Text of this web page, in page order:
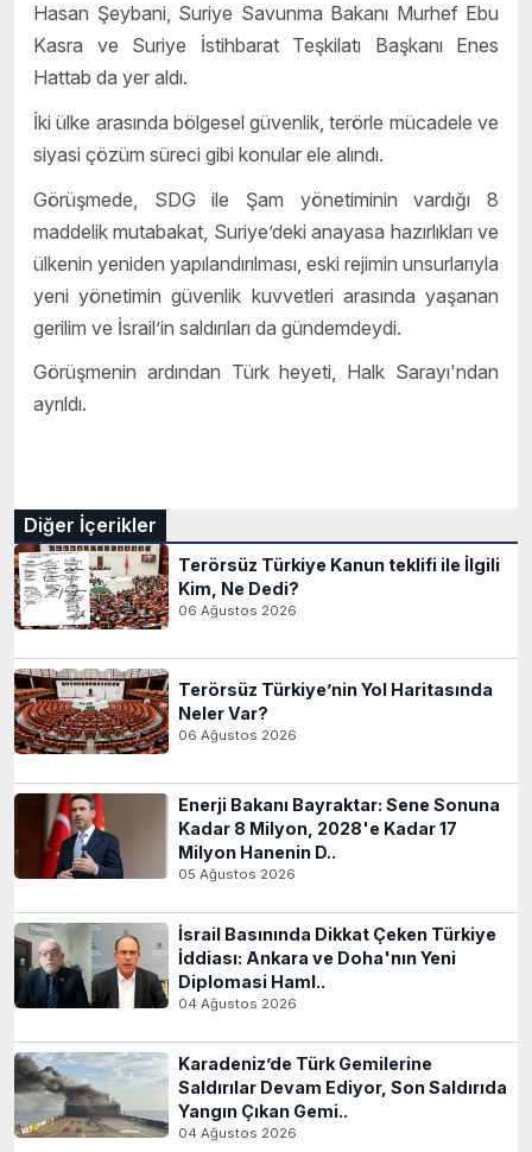
Hasan Şeybani, Suriye Savunma Bakanı Murhef Ebu
Kasra ve Suriye İstihbarat Teşkilatı Başkanı Enes
Hattab da yer aldı.
İki ülke arasında bölgesel güvenlik, terörle mücadele ve
siyasi çözüm süreci gibi konular ele alındı.
Görüşmede, SDG ile Şam yönetiminin vardığı 8
maddelik mutabakat, Suriye’deki anayasa hazırlıkları ve
ülkenin yeniden yapılandırılması, eski rejimin unsurlarıyla
yeni yönetimin güvenlik kuvvetleri arasında yaşanan
gerilim ve İsrail’in saldırıları da gündemdeydi.
Görüşmenin ardından Türk heyeti, Halk Sarayı'ndan
ayrıldı.
Diğer İçerikler
Terörsüz Türkiye Kanun teklifi ile İlgili
Kim, Ne Dedi?
06 Ağustos 2026
Terörsüz Türkiye’nin Yol Haritasında
Neler Var?
06 Ağustos 2026
Enerji Bakanı Bayraktar: Sene Sonuna
Kadar 8 Milyon, 2028'e Kadar 17
Milyon Hanenin D..
05 Ağustos 2026
İsrail Basınında Dikkat Çeken Türkiye
İddiası: Ankara ve Doha'nın Yeni
Diplomasi Haml..
04 Ağustos 2026
Karadeniz’de Türk Gemilerine
Saldırılar Devam Ediyor, Son Saldırıda
Yangın Çıkan Gemi..
04 Ağustos 2026